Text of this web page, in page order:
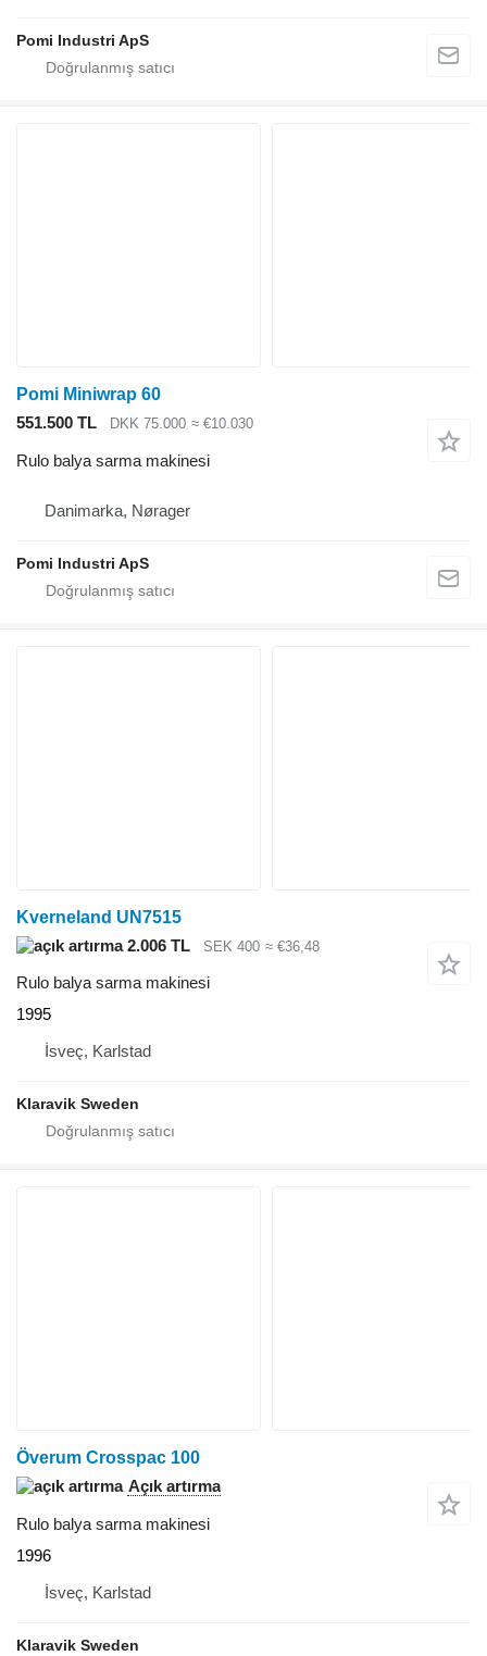
Pomi Industri ApS
Pomi Miniwrap 60
551.500 TL
DKK 75.000 ≈ €10.030
Rulo balya sarma makinesi
Danimarka, Nørager
Pomi Industri ApS
Kverneland UN7515
2.006 TL
SEK 400 ≈ €36,48
Rulo balya sarma makinesi
1995
İsveç, Karlstad
Klaravik Sweden
Överum Crosspac 100
Açık artırma
Rulo balya sarma makinesi
1996
İsveç, Karlstad
Klaravik Sweden